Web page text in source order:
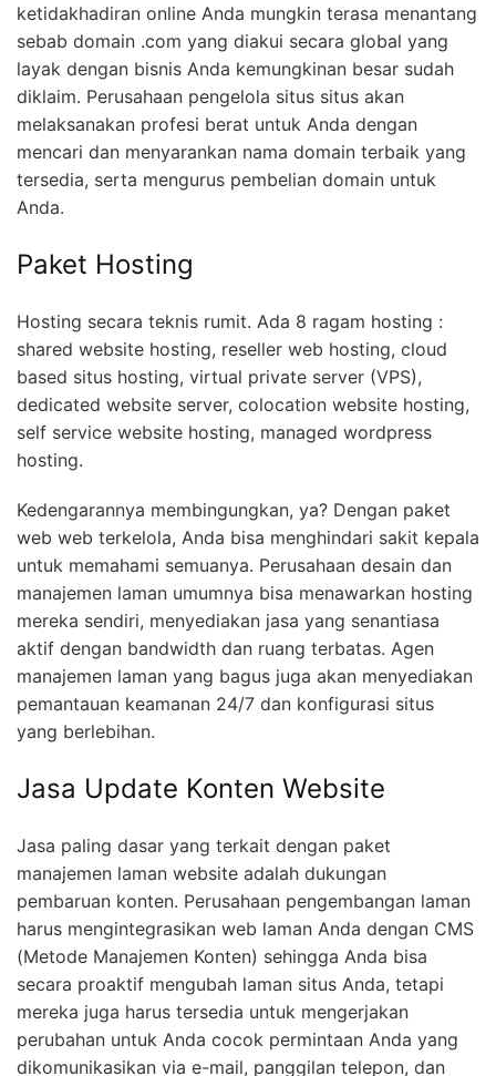
ketidakhadiran online Anda mungkin terasa menantang
sebab domain .com yang diakui secara global yang
layak dengan bisnis Anda kemungkinan besar sudah
diklaim. Perusahaan pengelola situs situs akan
melaksanakan profesi berat untuk Anda dengan
mencari dan menyarankan nama domain terbaik yang
tersedia, serta mengurus pembelian domain untuk
Anda.
Paket Hosting
Hosting secara teknis rumit. Ada 8 ragam hosting :
shared website hosting, reseller web hosting, cloud
based situs hosting, virtual private server (VPS),
dedicated website server, colocation website hosting,
self service website hosting, managed wordpress
hosting.
Kedengarannya membingungkan, ya? Dengan paket
web web terkelola, Anda bisa menghindari sakit kepala
untuk memahami semuanya. Perusahaan desain dan
manajemen laman umumnya bisa menawarkan hosting
mereka sendiri, menyediakan jasa yang senantiasa
aktif dengan bandwidth dan ruang terbatas. Agen
manajemen laman yang bagus juga akan menyediakan
pemantauan keamanan 24/7 dan konfigurasi situs
yang berlebihan.
Jasa Update Konten Website
Jasa paling dasar yang terkait dengan paket
manajemen laman website adalah dukungan
pembaruan konten. Perusahaan pengembangan laman
harus mengintegrasikan web laman Anda dengan CMS
(Metode Manajemen Konten) sehingga Anda bisa
secara proaktif mengubah laman situs Anda, tetapi
mereka juga harus tersedia untuk mengerjakan
perubahan untuk Anda cocok permintaan Anda yang
dikomunikasikan via e-mail, panggilan telepon, dan